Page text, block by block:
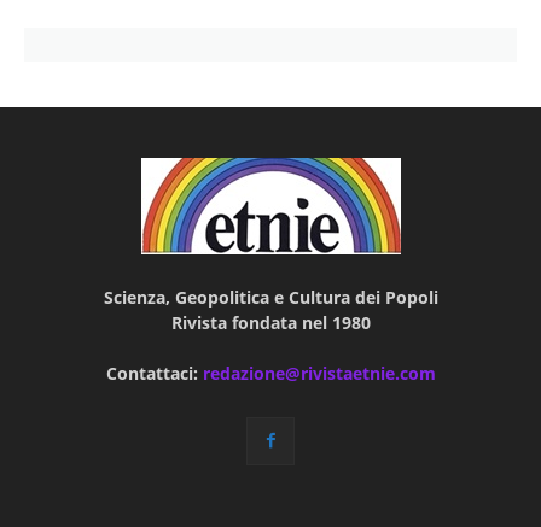
Scienza, Geopolitica e Cultura dei Popoli
Rivista fondata nel 1980
Contattaci: redazione@rivistaetnie.com